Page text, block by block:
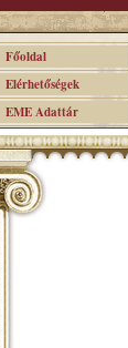
Főoldal
Elérhetőségek
EME Adattár